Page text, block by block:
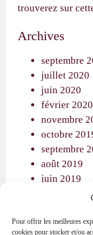
Pour offrir les meilleures
cookies pour stocker et/ou
trouverez sur
Archives
septembre
juillet 2020
juin 2020
février 2020
novembre
octobre
septembre
août 2019
juin 2019